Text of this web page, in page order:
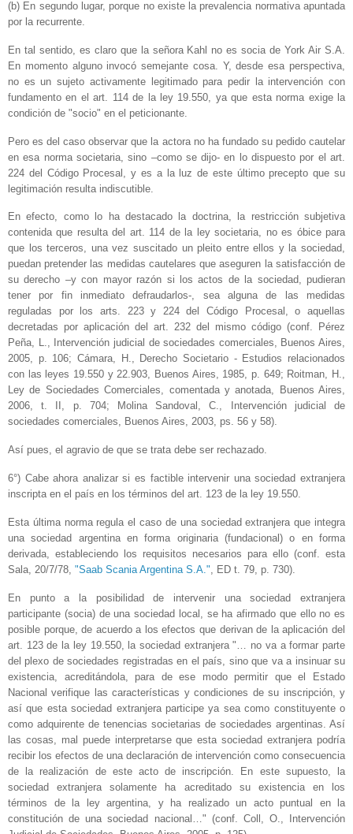
(b) En segundo lugar, porque no existe la prevalencia normativa apuntada
por la recurrente.
En tal sentido, es claro que la señora Kahl no es socia de York Air S.A.
En momento alguno invocó semejante cosa. Y, desde esa perspectiva,
no es un sujeto activamente legitimado para pedir la intervención con
fundamento en el art. 114 de la ley 19.550, ya que esta norma exige la
condición de "socio" en el peticionante.
Pero es del caso observar que la actora no ha fundado su pedido cautelar
en esa norma societaria, sino –como se dijo- en lo dispuesto por el art.
224 del Código Procesal, y es a la luz de este último precepto que su
legitimación resulta indiscutible.
En efecto, como lo ha destacado la doctrina, la restricción subjetiva
contenida que resulta del art. 114 de la ley societaria, no es óbice para
que los terceros, una vez suscitado un pleito entre ellos y la sociedad,
puedan pretender las medidas cautelares que aseguren la satisfacción de
su derecho –y con mayor razón si los actos de la sociedad, pudieran
tener por fin inmediato defraudarlos-, sea alguna de las medidas
reguladas por los arts. 223 y 224 del Código Procesal, o aquellas
decretadas por aplicación del art. 232 del mismo código (conf. Pérez
Peña, L., Intervención judicial de sociedades comerciales, Buenos Aires,
2005, p. 106; Cámara, H., Derecho Societario - Estudios relacionados
con las leyes 19.550 y 22.903, Buenos Aires, 1985, p. 649; Roitman, H.,
Ley de Sociedades Comerciales, comentada y anotada, Buenos Aires,
2006, t. II, p. 704; Molina Sandoval, C., Intervención judicial de
sociedades comerciales, Buenos Aires, 2003, ps. 56 y 58).
Así pues, el agravio de que se trata debe ser rechazado.
6°) Cabe ahora analizar si es factible intervenir una sociedad extranjera
inscripta en el país en los términos del art. 123 de la ley 19.550.
Esta última norma regula el caso de una sociedad extranjera que integra
una sociedad argentina en forma originaria (fundacional) o en forma
derivada, estableciendo los requisitos necesarios para ello (conf. esta
Sala, 20/7/78, "Saab Scania Argentina S.A." , ED t. 79, p. 730).
En punto a la posibilidad de intervenir una sociedad extranjera
participante (socia) de una sociedad local, se ha afirmado que ello no es
posible porque, de acuerdo a los efectos que derivan de la aplicación del
art. 123 de la ley 19.550, la sociedad extranjera "… no va a formar parte
del plexo de sociedades registradas en el país, sino que va a insinuar su
existencia, acreditándola, para de ese modo permitir que el Estado
Nacional verifique las características y condiciones de su inscripción, y
así que esta sociedad extranjera participe ya sea como constituyente o
como adquirente de tenencias societarias de sociedades argentinas. Así
las cosas, mal puede interpretarse que esta sociedad extranjera podría
recibir los efectos de una declaración de intervención como consecuencia
de la realización de este acto de inscripción. En este supuesto, la
sociedad extranjera solamente ha acreditado su existencia en los
términos de la ley argentina, y ha realizado un acto puntual en la
constitución de una sociedad nacional…" (conf. Coll, O., Intervención